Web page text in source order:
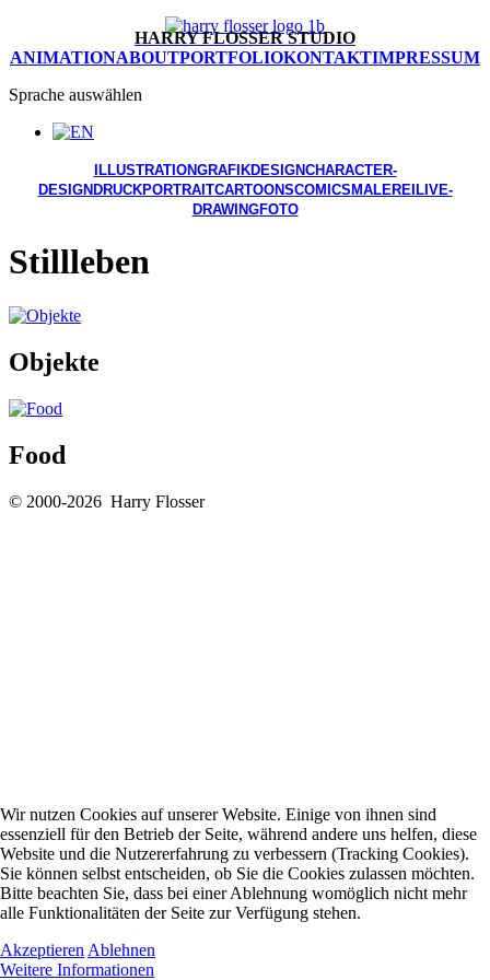
HARRY FLOSSER STUDIO
ANIMATIONABOUTPORTFOLIOKONTAKTIMPRESSUM
Sprache auswählen
ILLUSTRATIONGRAFIKDESIGNCHARACTER-
DESIGN DRUCKPORTRAITCARTOONSCOMICS MALEREI LIVE-
DRAWINGFOTO
Stillleben
Objekte
Food
© 2000-2026 Harry Flosser
Wir nutzen Cookies auf unserer Website. Einige von ihnen sind
essenziell für den Betrieb der Seite, während andere uns helfen, diese
Website und die Nutzererfahrung zu verbessern (Tracking Cookies).
Sie können selbst entscheiden, ob Sie die Cookies zulassen möchten.
Bitte beachten Sie, dass bei einer Ablehnung womöglich nicht mehr
alle Funktionalitäten der Seite zur Verfügung stehen.
Akzeptieren Ablehnen
Weitere Informationen